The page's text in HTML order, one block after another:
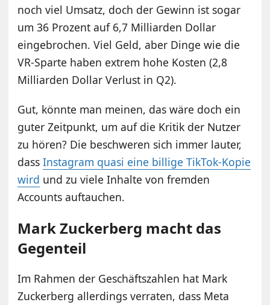
noch viel Umsatz, doch der Gewinn ist sogar
um 36 Prozent auf 6,7 Milliarden Dollar
eingebrochen. Viel Geld, aber Dinge wie die
VR-Sparte haben extrem hohe Kosten (2,8
Milliarden Dollar Verlust in Q2).
Gut, könnte man meinen, das wäre doch ein
guter Zeitpunkt, um auf die Kritik der Nutzer
zu hören? Die beschweren sich immer lauter,
dassInstagram quasi eine billige TikTok-Kopie
wird und zu viele Inhalte von fremden
Accounts auftauchen.
Mark Zuckerberg macht das
Gegenteil
Im Rahmen der Geschäftszahlen hat Mark
Zuckerberg allerdings verraten, dass Meta